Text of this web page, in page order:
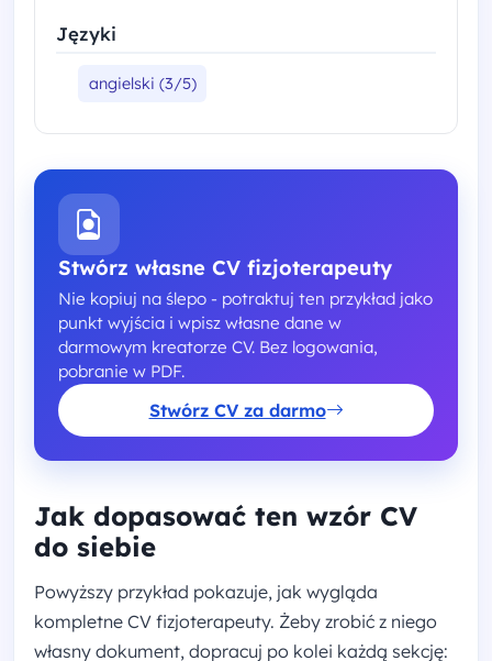
Języki
angielski (3/5)
Stwórz własne CV fizjoterapeuty
Nie kopiuj na ślepo - potraktuj ten przykład jako
punkt wyjścia i wpisz własne dane w
darmowym kreatorze CV. Bez logowania,
pobranie w PDF.
Stwórz CV za darmo
Jak dopasować ten wzór CV
do siebie
Powyższy przykład pokazuje, jak wygląda
kompletne CV fizjoterapeuty. Żeby zrobić z niego
własny dokument, dopracuj po kolei każdą sekcję: